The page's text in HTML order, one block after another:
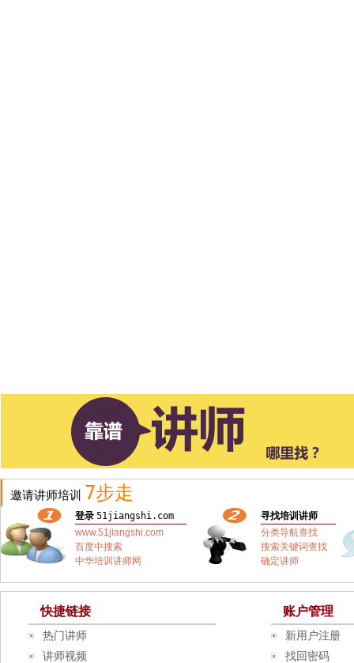
邀请讲师培训 7步走
登录 51jiangshi.com
www.51jiangshi.com
百度中搜索
中华培训讲师网
寻找培训讲师
分类导航查找
搜索关键词查找
确定讲师
快捷链接
热门讲师
讲师视频
账户管理
新用户注册
找回密码